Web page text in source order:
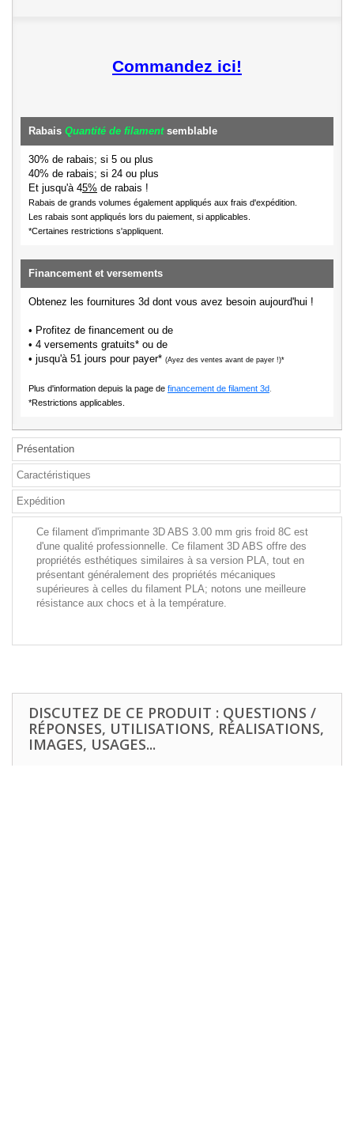
Commandez ici!
Rabais Quantité de filamentsemblable
30% de rabais; si 5 ou plus
40% de rabais; si 24 ou plus
Et jusqu'à 45% de rabais !
Rabais de grands volumes également appliqués aux frais d'expédition.
Les rabais sont appliqués lors du paiement, si applicables.
*Certaines restrictions s'appliquent.
Financement et versements
Obtenez les fournitures 3d dont vous avez besoin aujourd'hui !
• Profitez de financement ou de
• 4 versements gratuits* ou de
• jusqu'à 51 jours pour payer* (Ayez des ventes avant de payer !)*
Plus d'information depuis la page de financement de filament 3d
*Restrictions applicables.
Présentation
Caractéristiques
Expédition
Ce filament d'imprimante 3D ABS 3.00 mm gris froid 8C est
d'une qualité professionnelle. Ce filament 3D ABS offre des
propriétés esthétiques similaires à sa version PLA, tout en
présentant généralement des propriétés mécaniques
supérieures à celles du filament PLA; notons une meilleure
résistance aux chocs et à la température.
DISCUTEZ DE CE PRODUIT : QUESTIONS /
RÉPONSES, UTILISATIONS, RÉALISATIONS,
IMAGES, USAGES...